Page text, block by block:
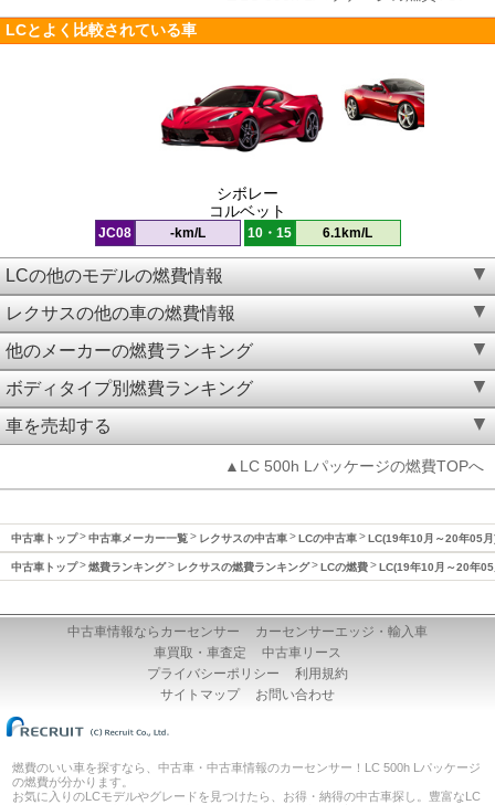
LCとよく比較されている車
シボレー
コルベット
JC08 -km/L 10・15 6.1km/L
LCの他のモデルの燃費情報
レクサスの他の車の燃費情報
他のメーカーの燃費ランキング
ボディタイプ別燃費ランキング
車を売却する
▲LC 500h Lパッケージの燃費TOPへ
中古車トップ 中古車メーカー一覧 レクサスの中古車 LCの中古車 LC(19年10月～20年05
中古車トップ 燃費ランキング レクサスの燃費ランキング LCの燃費 LC(19年10月～20年
中古車情報ならカーセンサー
カーセンサーエッジ・輸入車
車買取・車査定
中古車リース
プライバシーポリシー
利用規約
サイトマップ
お問い合わせ
燃費のいい車を探すなら、中古車・中古車情報のカーセンサー！LC 500h Lパッケージ
の燃費が分かります。
お気に入りのLCモデルやグレードを見つけたら、お得・納得の中古車探し。豊富なLC